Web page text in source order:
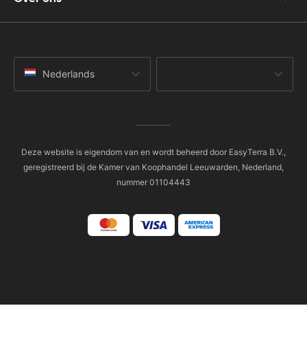
Nederlands
Deze website is eigendom van en wordt beheerd door EasyTerra B.V.,
geregistreerd bij de Kamer van Koophandel Leeuwarden, Nederland,
nummer 01104443